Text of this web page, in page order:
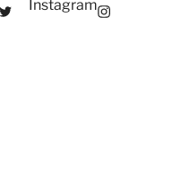
Instagram